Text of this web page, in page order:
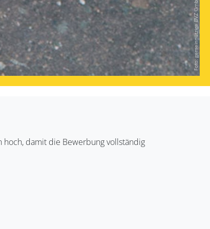
Foto: gemeinnützige BVZ GmbH
damit die Bewerbung vollständig